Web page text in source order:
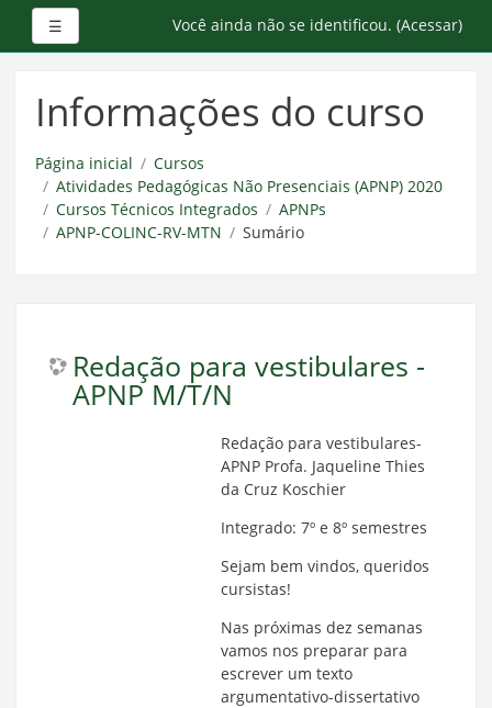
principal
☰ Você ainda não se identificou. (Acessar)
Informações do curso
Página inicial
Cursos
Atividades Pedagógicas Não Presenciais (APNP) 2020
Cursos Técnicos Integrados
APNPs
APNP-COLINC-RV-MTN
Sumário
Redação para vestibulares -
APNP M/T/N
Redação para vestibulares-
APNP Profa. Jaqueline Thies
da Cruz Koschier
Integrado: 7º e 8º semestres
Sejam bem vindos, queridos
cursistas!
Nas próximas dez semanas
vamos nos preparar para
escrever um texto
argumentativo-dissertativo